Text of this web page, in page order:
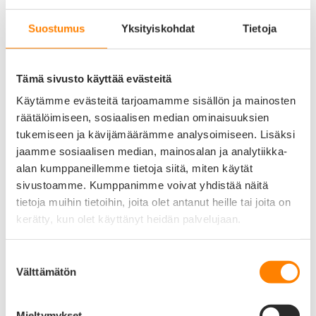
Suostumus Yksityiskohdat Tietoja
Tämä sivusto käyttää evästeitä
Käytämme evästeitä tarjoamamme sisällön ja mainosten
räätälöimiseen, sosiaalisen median ominaisuuksien
tukemiseen ja kävijämäärämme analysoimiseen. Lisäksi
jaamme sosiaalisen median, mainosalan ja analytiikka-
alan kumppaneillemme tietoja siitä, miten käytät
sivustoamme. Kumppanimme voivat yhdistää näitä
tietoja muihin tietoihin, joita olet antanut heille tai joita on
kerätty, kun olet käyttänyt heidän palvelujaan.
valinta
Välttämätön
15,90€
vaaleansininen
/ 5
15,90€
Nimilaatta – EXTRA
vahva Alumiini pieni
ympyrä, harmaa
Arvostelu tuotteesta:5.00/ 5
15,90€
Koiran Nimilaatta –
EXTRA vahva Alumiini
ISO ympyrä, harmaa
Arvostelu tuotteesta:5.00/ 5
15,90€